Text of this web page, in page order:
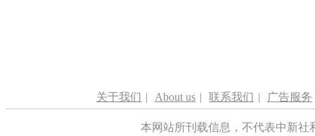
关于我们 | About us | 联系我们 | 广告服务
本网站所刊载信息，不代表中新